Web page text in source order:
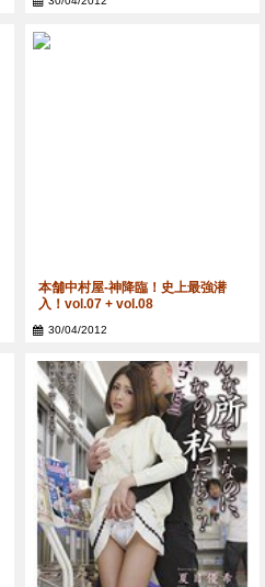
本舗中村屋-神降臨！史上最強潜
入！vol.07 + vol.08
30/04/2012